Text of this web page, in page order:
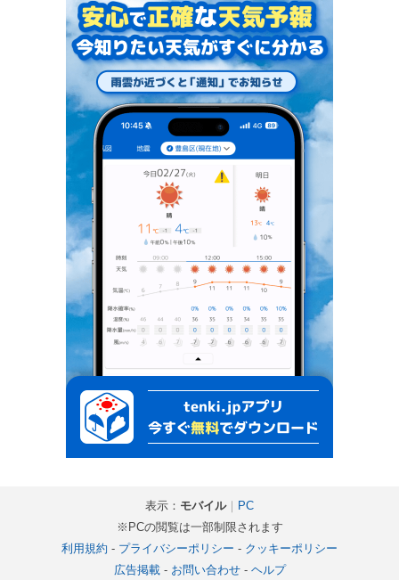
表示： モバイル｜ PC
※PCの閲覧は一部制限されます
利用規約 - プライバシーポリシー - クッキーポリシー
広告掲載- お問い合わせ- ヘルプ